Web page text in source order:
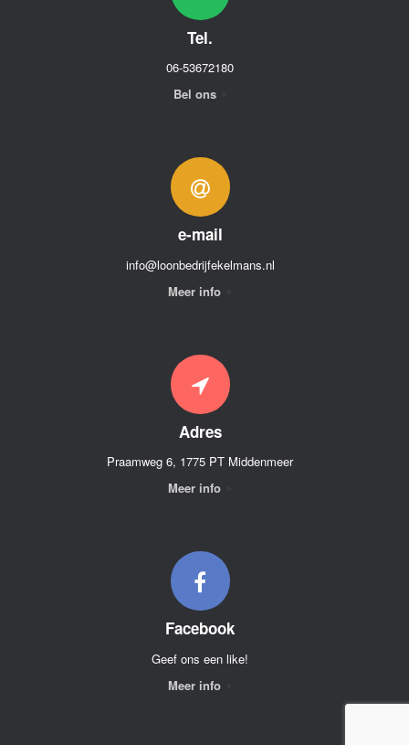
Tel.
06-53672180
Bel ons
e-mail
info@loonbedrijfekelmans.nl
Meer info
Adres
Praamweg 6, 1775 PT Middenmeer
Meer info
Facebook
Geef ons een like!
Meer info